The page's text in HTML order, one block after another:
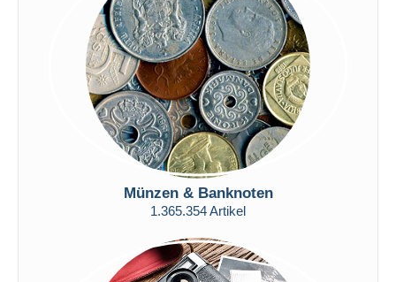
Übernehmen
Münzen & Banknoten
1.365.354 Artikel